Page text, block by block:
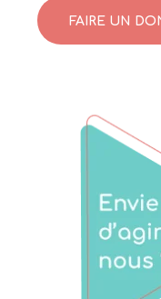
FAIRE UN